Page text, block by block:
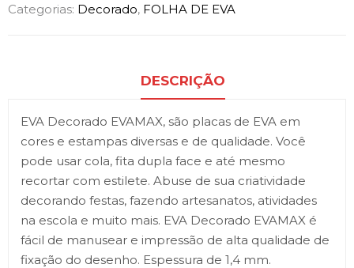
Categorias: Decorado, FOLHA DE EVA
DESCRIÇÃO
EVA Decorado EVAMAX, são placas de EVA em
cores e estampas diversas e de qualidade. Você
pode usar cola, fita dupla face e até mesmo
recortar com estilete. Abuse de sua criatividade
decorando festas, fazendo artesanatos, atividades
na escola e muito mais. EVA Decorado EVAMAX é
fácil de manusear e impressão de alta qualidade de
fixação do desenho. Espessura de 1,4 mm.